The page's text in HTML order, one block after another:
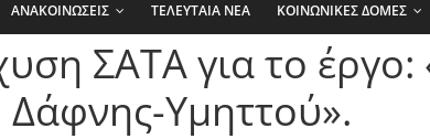
ΑΝΑΚΟΙΝΩΣΕΙΣ ΤΕΛΕΥΤΑΙΑ ΝΕΑ ΚΟΙΝΩΝΙΚΕΣ ΔΟΜΕΣ
ΣΑΤΑ για το
Υμηττού».